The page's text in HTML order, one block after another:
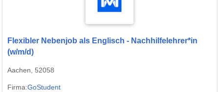
Flexibler Nebenjob als Englisch - Nachhilfelehrer*in
(w/m/d)
Aachen, 52058
Firma:GoStudent